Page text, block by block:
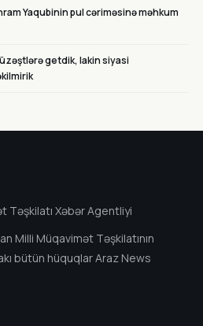
Yaqubinin pul cəriməsinə məhkum
getdik, lakin siyasi
Təşkilatı Xəbər Agentliyi
Milli Müqavimət Təşkilatının
bütün hüquqlar Araz News